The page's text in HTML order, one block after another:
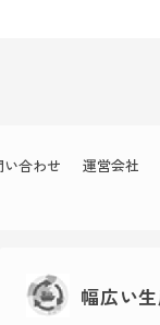
い合わせ 運営会社
幅広い